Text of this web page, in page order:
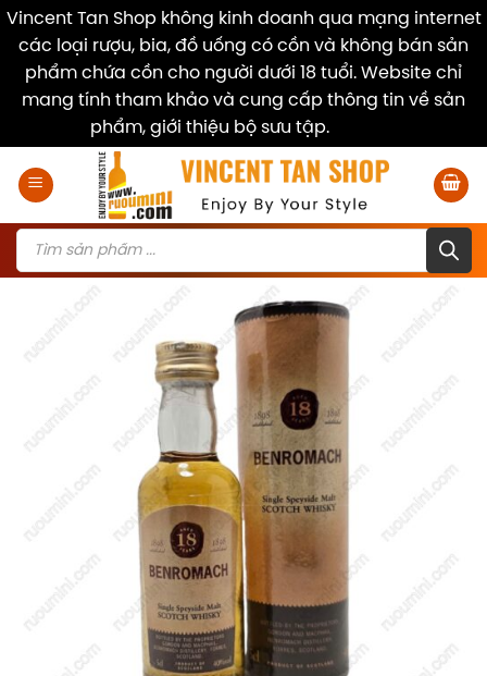
Vincent Tan Shop không kinh doanh qua mạng internet
các loại rượu, bia, đồ uống có cồn và không bán sản
phẩm chứa cồn cho người dưới 18 tuổi. Website chỉ
mang tính tham khảo và cung cấp thông tin về sản
phẩm, giới thiệu bộ sưu tập.
Products
search